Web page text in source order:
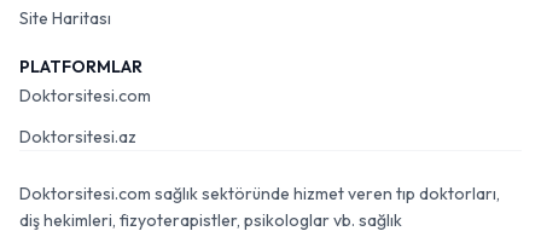
Site Haritası
PLATFORMLAR
Doktorsitesi.com
Doktorsitesi.az
Doktorsitesi.com sağlık sektöründe hizmet veren tıp doktorları,
diş hekimleri, fizyoterapistler, psikologlar vb. sağlık